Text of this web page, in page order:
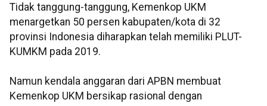
Tidak tanggung-tanggung, Kemenkop UKM
menargetkan 50 persen kabupaten/kota di 32
provinsi Indonesia diharapkan telah memiliki PLUT-
KUMKM pada 2019.
Namun kendala anggaran dari APBN membuat
Kemenkop UKM bersikap rasional dengan